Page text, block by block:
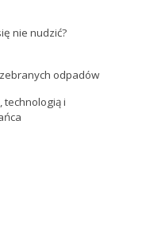
nie nudzić?
odpadów
technologią i